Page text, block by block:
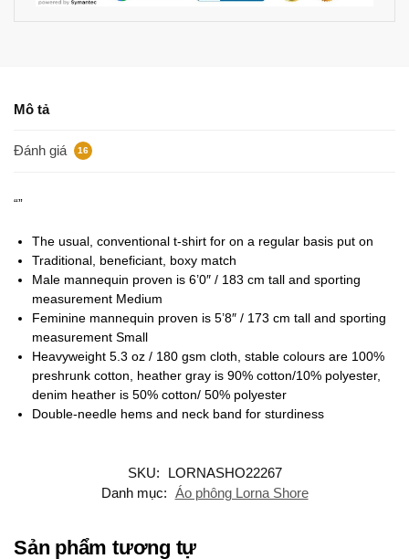
Mô tả
Đánh giá 16
“”
The usual, conventional t-shirt for on a regular basis put on
Traditional, beneficiant, boxy match
Male mannequin proven is 6’0″ / 183 cm tall and sporting
measurement Medium
Feminine mannequin proven is 5’8″ / 173 cm tall and sporting
measurement Small
Heavyweight 5.3 oz / 180 gsm cloth, stable colours are 100%
preshrunk cotton, heather gray is 90% cotton/10% polyester,
denim heather is 50% cotton/ 50% polyester
Double-needle hems and neck band for sturdiness
SKU:
LORNASHO22267
Danh mục: Áo phông Lorna Shore
Sản phẩm tương tự